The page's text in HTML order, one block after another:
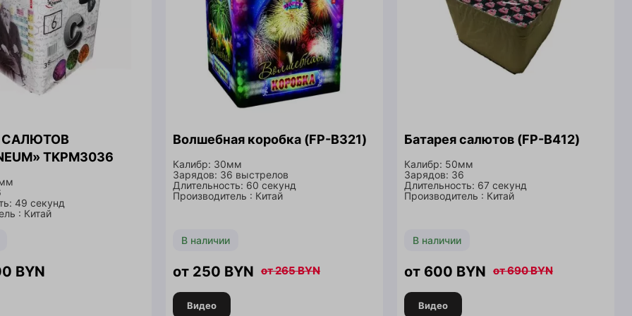
САЛЮТОВ
TKPM3036
49 секунд
: Китай
BYN
Волшебная коробка (FP-B321)
Калибр: 30мм
Зарядов: 36 выстрелов
Длительность: 60 секунд
Производитель : Китай
В наличии
250 BYN 265BYN
Видео
Батарея салютов (FP-B412)
Калибр: 50мм
Зарядов: 36
Длительность: 67 секунд
Производитель : Китай
В наличии
600 BYN 690BYN
Видео